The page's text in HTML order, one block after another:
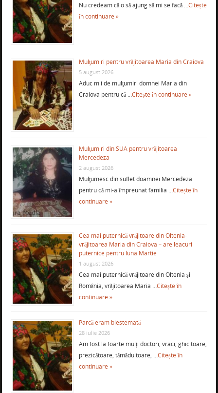
Nu credeam că o să ajung să mi se facă …Citește
în continuare »
Mulţumiri pentru vrăjitoarea Maria din Craiova
5 august 2026
Aduc mii de mulţumiri domnei Maria din
Craiova pentru că …Citește în continuare »
Mulţumiri din SUA pentru vrăjitoarea
Mercedeza
2 august 2026
Mulţumesc din suflet doamnei Mercedeza
pentru că mi-a împreunat familia …Citește în
continuare »
Cea mai puternică vrăjitoare din Oltenia-
vrăjitoarea Maria din Craiova – are leacuri
puternice pentru luna Martie
1 august 2026
Cea mai puternică vrăjitoare din Oltenia și
România, vrăjitoarea Maria …Citește în
continuare »
Parcă eram blestemată
28 iulie 2026
Am fost la foarte mulţi doctori, vraci, ghicitoare,
prezicătoare, tămăduitoare, …Citește în
continuare »